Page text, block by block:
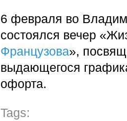
6 февраля во
состоялся вечер
Французова»,
выдающегося
офорта.
Tags: